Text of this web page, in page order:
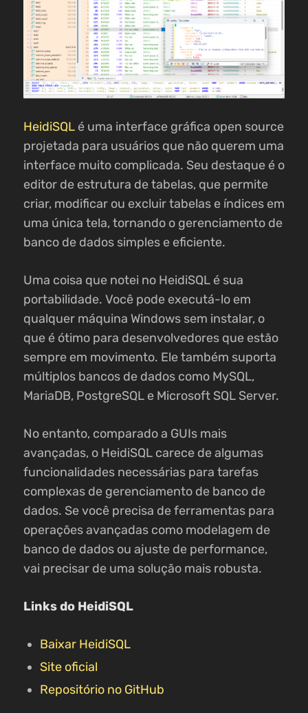
HeidiSQL é uma interface gráfica open source
projetada para usuários que não querem uma
interface muito complicada. Seu destaque é o
editor de estrutura de tabelas, que permite
criar, modificar ou excluir tabelas e índices em
uma única tela, tornando o gerenciamento de
banco de dados simples e eficiente.
Uma coisa que notei no HeidiSQL é sua
portabilidade. Você pode executá-lo em
qualquer máquina Windows sem instalar, o
que é ótimo para desenvolvedores que estão
sempre em movimento. Ele também suporta
múltiplos bancos de dados como MySQL,
MariaDB, PostgreSQL e Microsoft SQL Server.
No entanto, comparado a GUIs mais
avançadas, o HeidiSQL carece de algumas
funcionalidades necessárias para tarefas
complexas de gerenciamento de banco de
dados. Se você precisa de ferramentas para
operações avançadas como modelagem de
banco de dados ou ajuste de performance,
vai precisar de uma solução mais robusta.
Links do HeidiSQL
Baixar HeidiSQL
Site oficial
Repositório no GitHub